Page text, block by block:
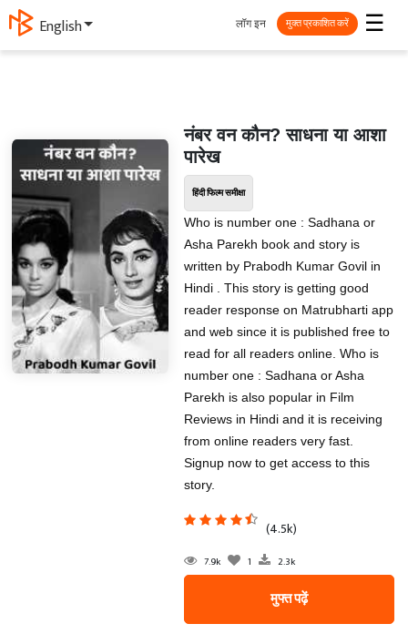
English ☰
लॉग इन मुक्त प्रकाशित करें
नंबर वन कौन? साधना या आशा
पारेख
हिंदी फिल्म समीक्षा
Who is number one : Sadhana or
Asha Parekh book and story is
written by Prabodh Kumar Govil in
Hindi . This story is getting good
reader response on Matrubharti app
and web since it is published free to
read for all readers online. Who is
number one : Sadhana or Asha
Parekh is also popular in Film
Reviews in Hindi and it is receiving
from online readers very fast.
Signup now to get access to this
story.
(4.5k)
7.9k 1 2.3k
मुफ्त पढ़ें